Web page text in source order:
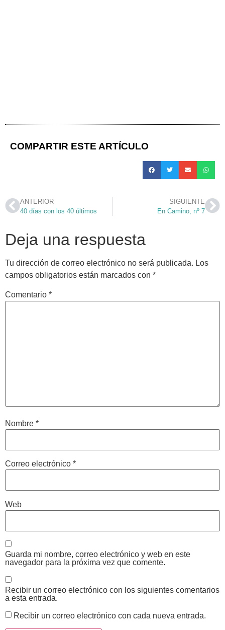
COMPARTIR ESTE ARTÍCULO
ANTERIOR
40 días con los 40 últimos
SIGUIENTE
En Camino, nº 7
Deja una respuesta
Tu dirección de correo electrónico no será publicada. Los
campos obligatorios están marcados con *
Comentario *
Nombre *
Correo electrónico *
Web
Guarda mi nombre, correo electrónico y web en este
navegador para la próxima vez que comente.
Recibir un correo electrónico con los siguientes comentarios
a esta entrada.
Recibir un correo electrónico con cada nueva entrada.